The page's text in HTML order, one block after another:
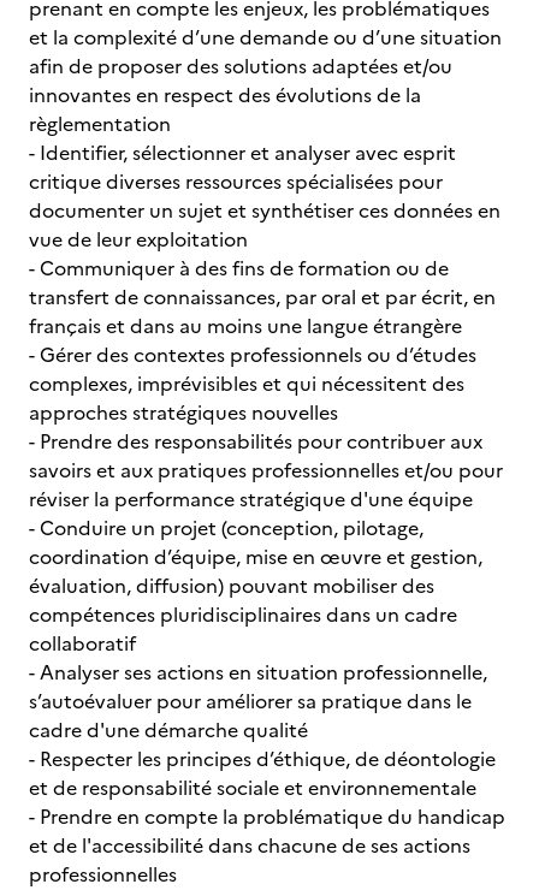
prenant en compte les enjeux, les problématiques
et la complexité d’une demande ou d’une situation
afin de proposer des solutions adaptées et/ou
innovantes en respect des évolutions de la
règlementation
- Identifier, sélectionner et analyser avec esprit
critique diverses ressources spécialisées pour
documenter un sujet et synthétiser ces données en
vue de leur exploitation
- Communiquer à des fins de formation ou de
transfert de connaissances, par oral et par écrit, en
français et dans au moins une langue étrangère
- Gérer des contextes professionnels ou d’études
complexes, imprévisibles et qui nécessitent des
approches stratégiques nouvelles
- Prendre des responsabilités pour contribuer aux
savoirs et aux pratiques professionnelles et/ou pour
réviser la performance stratégique d'une équipe
- Conduire un projet (conception, pilotage,
coordination d’équipe, mise en œuvre et gestion,
évaluation, diffusion) pouvant mobiliser des
compétences pluridisciplinaires dans un cadre
collaboratif
- Analyser ses actions en situation professionnelle,
s’autoévaluer pour améliorer sa pratique dans le
cadre d'une démarche qualité
- Respecter les principes d’éthique, de déontologie
et de responsabilité sociale et environnementale
- Prendre en compte la problématique du handicap
et de l'accessibilité dans chacune de ses actions
professionnelles